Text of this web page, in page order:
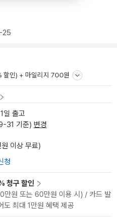
할인) + 마일리지 700원
일 출고
31 기준) 변경
이상 무료)
청
청구 할인
만원 또는 60만원 이용 시) / 카드 발
도 최대 1만원 혜택 제공